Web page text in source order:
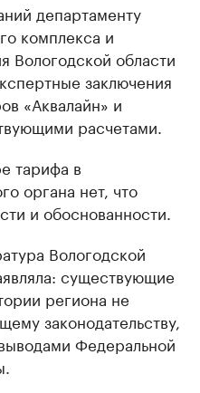
департаменту
комплекса и
Вологодской области
заключения
«Аквалайн» и
расчетами.
тарифа в
органа нет, что
и обоснованности.
Вологодской
существующие
региона не
законодательству,
Федеральной